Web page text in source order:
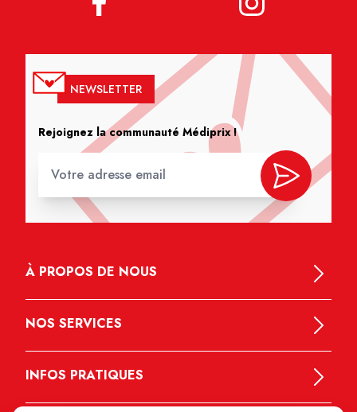
NEWSLETTER
Rejoignez la communauté Médiprix !
À PROPOS DE NOUS
NOS SERVICES
INFOS PRATIQUES